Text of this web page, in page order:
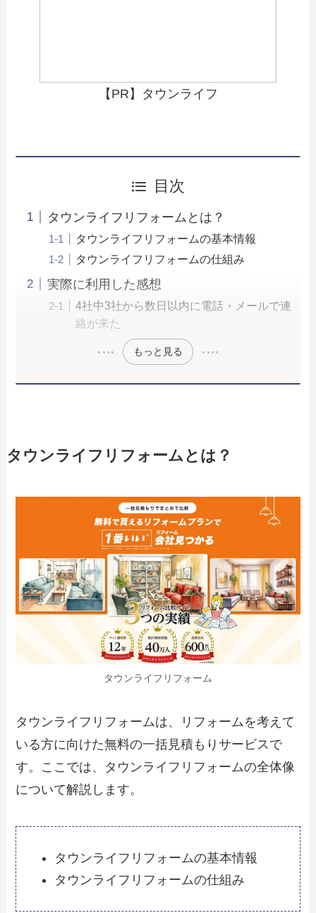
【PR】タウンライフ
目次
タウンライフリフォームとは？
タウンライフリフォームの基本情報
タウンライフリフォームの仕組み
実際に利用した感想
4社中3社から数日以内に電話・メールで連
絡が来た
もっと見る
タウンライフリフォームとは？
タウンライフリフォーム
タウンライフリフォームは、リフォームを考えて
いる方に向けた無料の一括見積もりサービスで
す。ここでは、タウンライフリフォームの全体像
について解説します。
タウンライフリフォームの基本情報
タウンライフリフォームの仕組み